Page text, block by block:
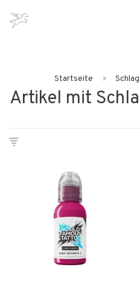
Startseite
Artikel mit